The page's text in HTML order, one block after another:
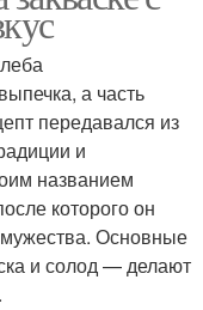
а часть
передавался из
и
названием
которого он
мужества. Основные
и солод — делают